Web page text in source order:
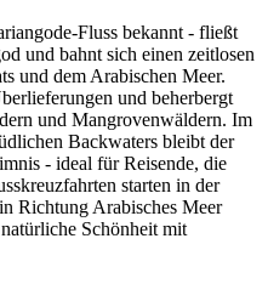
Fluss bekannt - fließt
und bahnt sich einen zeitlosen
und dem Arabischen Meer.
und beherbergt
und Mangrovenwäldern. Im
Backwaters bleibt der
- ideal für Reisende, die
starten in der
Richtung Arabisches Meer
Schönheit mit